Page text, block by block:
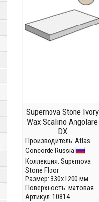
Supernova Stone Ivory
Wax Scalino Angolare
DX
Производитель: Atlas
Concorde Russia
Коллекция: Supernova
Stone Floor
Размер: 330x1200 мм
Поверхность: матовая
Артикул: 10814